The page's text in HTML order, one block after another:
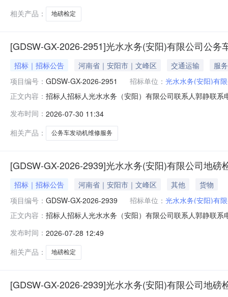
相关产品：
地磅检定
[GDSW-GX-2026-2951]光水水务(安阳)有限公司公务
招标｜招标公告 河南省｜安阳市｜文峰区 交通运输
服务
项目编号： GDSW-GX-2026-2951 招标单位： 光水水务(安阳)有
正文内容： 招标人招标人光水水务（安阳）有限公司联系人郭静联
发布时间： 2026-07-30 11:34
相关产品：
公务车发动机维修服务
[GDSW-GX-2026-2939]光水水务(安阳)有限公司地磅
招标｜招标公告 河南省｜安阳市｜文峰区 其他
货物
项目编号： GDSW-GX-2026-2939 招标单位： 光水水务(安阳)有
正文内容： 招标人招标人光水水务（安阳）有限公司联系人郭静联
发布时间： 2026-07-28 12:49
相关产品：
地磅检定
[GDSW-GX-2026-2939]光水水务(安阳)有限公司地磅